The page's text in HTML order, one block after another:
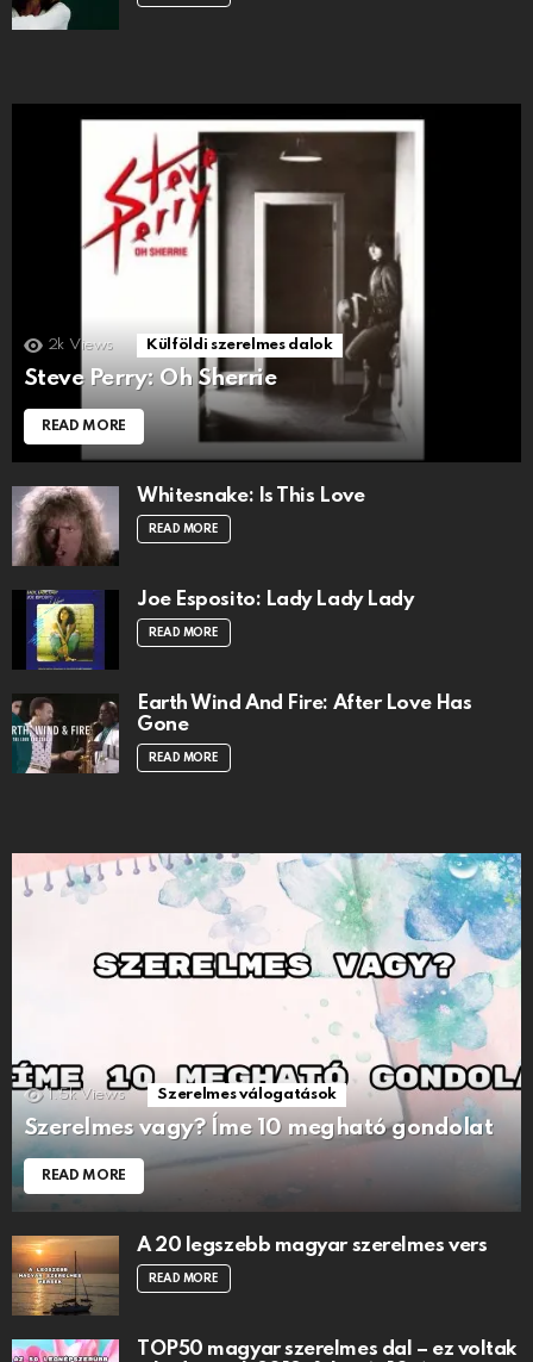
2k Views Külföldi szerelmes dalok
Steve Perry: Oh Sherrie
READ MORE
Whitesnake: Is This Love
READ MORE
Joe Esposito: Lady Lady Lady
READ MORE
Earth Wind And Fire: After Love Has
Gone
READ MORE
1.5k Views Szerelmes válogatások
Szerelmes vagy? Íme 10 megható gondolat
READ MORE
A 20 legszebb magyar szerelmes vers
READ MORE
TOP50 magyar szerelmes dal – ez voltak